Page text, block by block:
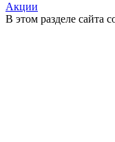
Акции
В этом разделе сайта